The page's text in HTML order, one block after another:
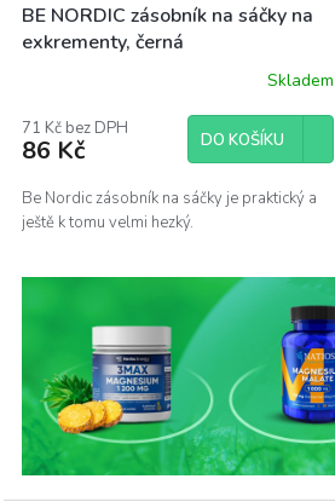
k
t
BE NORDIC zásobník na sáčky na
exkrementy, černá
Skladem
71 Kč bez DPH
86 Kč DO KOŠÍKU
Be Nordic zásobník na sáčky je praktický a
ještě k tomu velmi hezký.